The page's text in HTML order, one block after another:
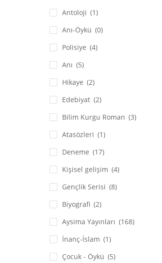
Antoloji (1)
Anı-Öykü (0)
Polisiye (4)
Anı (5)
Hikaye (2)
Edebiyat (2)
Bilim Kurgu Roman (3)
Atasözleri (1)
Deneme (17)
Kişisel gelişim (4)
Gençlik Serisi (8)
Biyografi (2)
Aysima Yayınları (168)
İnanç-İslam (1)
Çocuk - Öykü (5)